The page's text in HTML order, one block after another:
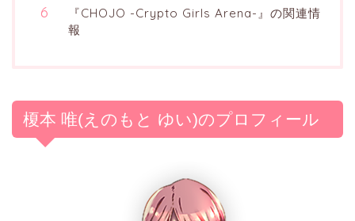
『CHOJO -Crypto Girls Arena-』の関連情
報
榎本 唯(えのもと ゆい)のプロフィール